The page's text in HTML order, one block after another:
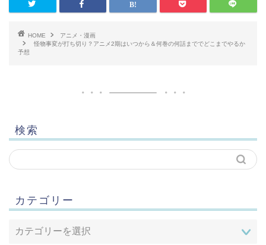
HOME
アニメ・漫画
怪物事変が打ち切り？アニメ2期はいつから＆何巻の何話まででどこまでやるか
予想
検索
カテゴリー